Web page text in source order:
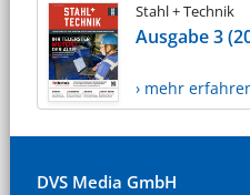
Stahl + Technik
Ausgabe 3
› mehr
DVS Media GmbH